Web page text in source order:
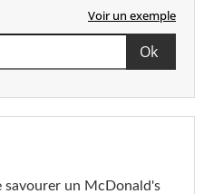
Voir un exemple
savourer un McDonald's